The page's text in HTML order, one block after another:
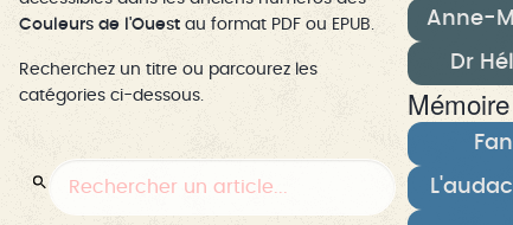
Couleurs de l'Ouest au format PDF ou EPUB.
Recherchez un titre ou parcourez les
catégories ci-dessous.
Anne-
Dr
Mémoire